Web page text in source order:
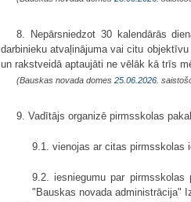
8. Nepārsniedzot 30 kalendārās
darbinieku atvaļinājuma vai citu
un rakstveidā aptaujāti ne vēlāk kā trīs
(Bauskas novada domes 25.06.2026.
9. Vadītājs organizē pirmsskolas
9.1. vienojas ar citas pirmsskolas
9.2. iesniegumu par
"Bauskas novada administrācija"